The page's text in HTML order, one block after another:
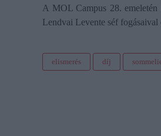
A MOL Campus 28. emeletén
Lendvai Levente séf
elismerés díj